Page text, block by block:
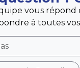
vous répond
à toutes